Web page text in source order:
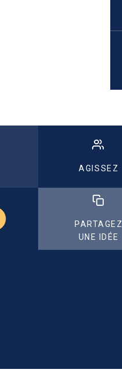
AGISSEZ
PARTAGEZ
UNE IDÉE